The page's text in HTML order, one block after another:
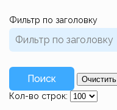
Фильтр по заголовку
Поиск Очистить
Кол-во строк: